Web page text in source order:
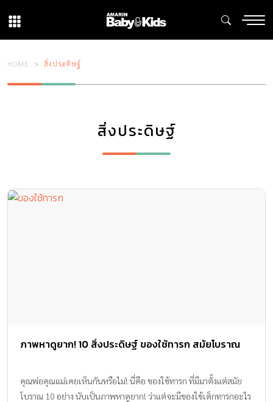
HOME สิ่งประดิษฐ์
สิ่งประดิษฐ์
ภาพหาดูยาก! 10 สิ่งประดิษฐ์ ของใช้ทารก สมัยโบราณ
คุณพ่อคุณแม่เคยเห็นกันหรือไม่! นี่คือ ของใช้ทารก ที่มีมาตั้งแต่สมัย
โบราณ 10 อย่าง นับเป็นภาพหาดูยาก! ว่าแต่จะมีของใช้เด็กทารกอะไร